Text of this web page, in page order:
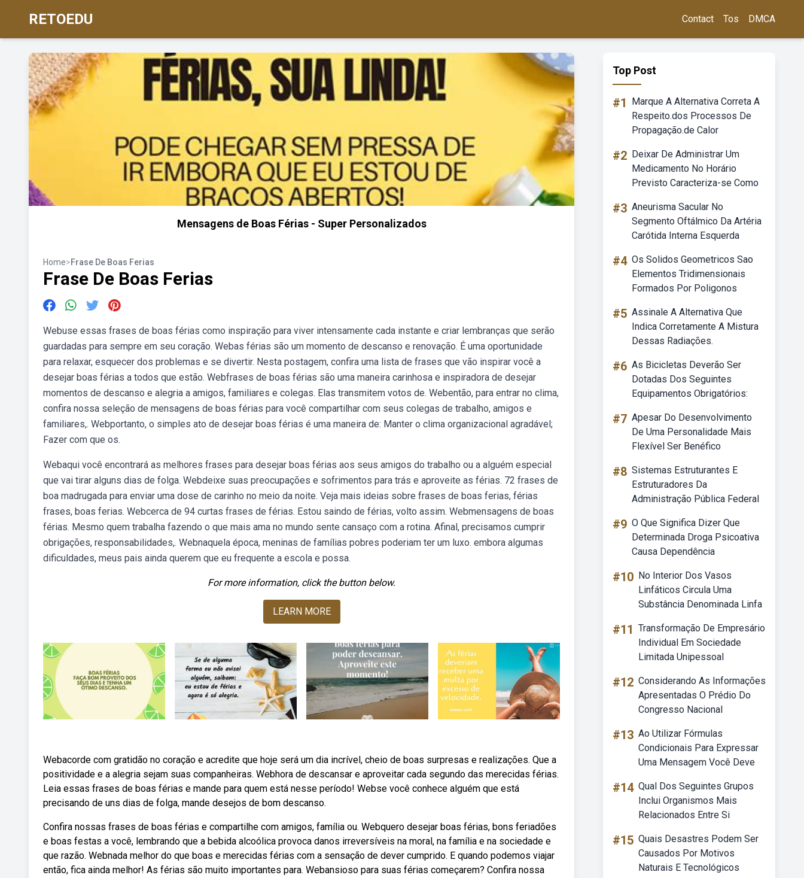
RETOEDU Contact Tos DMCA
Mensagens de Boas Férias - Super Personalizados
Home>Frase De Boas Ferias
Frase De Boas Ferias
Webuse essas frases de boas férias como inspiração para viver intensamente cada instante e criar lembranças que serão
guardadas para sempre em seu coração. Webas férias são um momento de descanso e renovação. É uma oportunidade
para relaxar, esquecer dos problemas e se divertir. Nesta postagem, confira uma lista de frases que vão inspirar você a
desejar boas férias a todos que estão. Webfrases de boas férias são uma maneira carinhosa e inspiradora de desejar
momentos de descanso e alegria a amigos, familiares e colegas. Elas transmitem votos de. Webentão, para entrar no clima,
confira nossa seleção de mensagens de boas férias para você compartilhar com seus colegas de trabalho, amigos e
familiares,. Webportanto, o simples ato de desejar boas férias é uma maneira de: Manter o clima organizacional agradável;
Fazer com que os.
Webaqui você encontrará as melhores frases para desejar boas férias aos seus amigos do trabalho ou a alguém especial
que vai tirar alguns dias de folga. Webdeixe suas preocupações e sofrimentos para trás e aproveite as férias. 72 frases de
boa madrugada para enviar uma dose de carinho no meio da noite. Veja mais ideias sobre frases de boas ferias, férias
frases, boas ferias. Webcerca de 94 curtas frases de férias. Estou saindo de férias, volto assim. Webmensagens de boas
férias. Mesmo quem trabalha fazendo o que mais ama no mundo sente cansaço com a rotina. Afinal, precisamos cumprir
obrigações, responsabilidades,. Webnaquela época, meninas de famílias pobres poderiam ter um luxo. embora algumas
dificuldades, meus pais ainda querem que eu frequente a escola e possa.
For more information, click the button below.
LEARN MORE
Webacorde com gratidão no coração e acredite que hoje será um dia incrível, cheio de boas surpresas e realizações. Que a
positividade e a alegria sejam suas companheiras. Webhora de descansar e aproveitar cada segundo das merecidas férias.
Leia essas frases de boas férias e mande para quem está nesse período! Webse você conhece alguém que está
precisando de uns dias de folga, mande desejos de bom descanso.
Confira nossas frases de boas férias e compartilhe com amigos, família ou. Webquero desejar boas férias, bons feriadões
e boas festas a você, lembrando que a bebida alcoólica provoca danos irreversíveis na moral, na família e na sociedade e
que razão. Webnada melhor do que boas e merecidas férias com a sensação de dever cumprido. E quando podemos viajar
então, fica ainda melhor! As férias são muito importantes para. Webansioso para suas férias começarem? Confira nossa
Top Post
#1
Marque A Alternativa Correta A
Respeito.dos Processos De
Propagação.de Calor
#2 Deixar De Administrar Um
Medicamento No Horário
Previsto Caracteriza-se Como
#3 Aneurisma Sacular No
Segmento Oftálmico Da Artéria
Carótida Interna Esquerda
#4 Os Solidos Geometricos Sao
Elementos Tridimensionais
Formados Por Poligonos
#5 Assinale A Alternativa Que
Indica Corretamente A Mistura
Dessas Radiações.
#6 As Bicicletas Deverão Ser
Dotadas Dos Seguintes
Equipamentos Obrigatórios:
#7 Apesar Do Desenvolvimento
De Uma Personalidade Mais
Flexível Ser Benéfico
#8 Sistemas Estruturantes E
Estruturadores Da
Administração Pública Federal
#9 O Que Significa Dizer Que
Determinada Droga Psicoativa
Causa Dependência
#10 No Interior Dos Vasos
Linfáticos Circula Uma
Substância Denominada Linfa
#11 Transformação De Empresário
Individual Em Sociedade
Limitada Unipessoal
#12 Considerando As Informações
Apresentadas O Prédio Do
Congresso Nacional
#13 Ao Utilizar Fórmulas
Condicionais Para Expressar
Uma Mensagem Você Deve
#14 Qual Dos Seguintes Grupos
Inclui Organismos Mais
Relacionados Entre Si
#15 Quais Desastres Podem Ser
Causados Por Motivos
Naturais E Tecnológicos